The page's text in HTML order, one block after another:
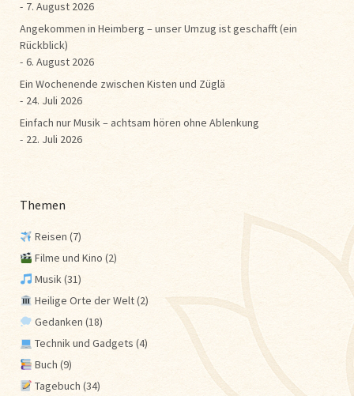
7. August 2026
Angekommen in Heimberg – unser Umzug ist geschafft (ein
Rückblick)
6. August 2026
Ein Wochenende zwischen Kisten und Züglä
24. Juli 2026
Einfach nur Musik – achtsam hören ohne Ablenkung
22. Juli 2026
Themen
Reisen (7)
Filme und Kino (2)
Musik(31)
Heilige Orte der Welt(2)
Gedanken (18)
Technik und Gadgets (4)
Buch (9)
Tagebuch (34)